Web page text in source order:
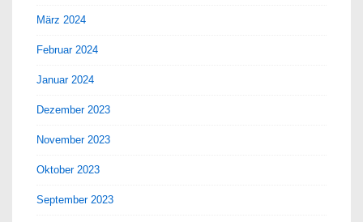
März 2024
Februar 2024
Januar 2024
Dezember 2023
November 2023
Oktober 2023
September 2023